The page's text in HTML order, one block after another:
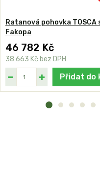
Ratanová pohovka
Fakopa
46 782 Kč
38 663 Kč bez DPH
Přidat do